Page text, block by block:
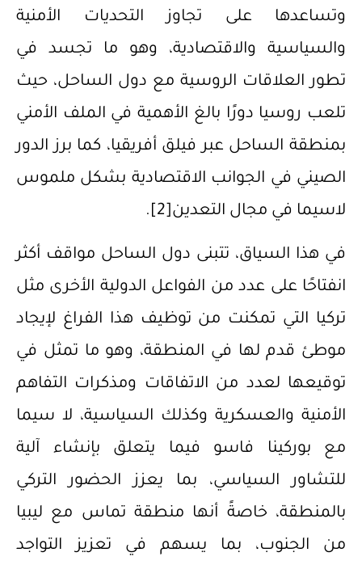
وتساعدها على تجاوز التحديات الأمنية
والسياسية والاقتصادية، وهو ما تجسد في
تطور العلاقات الروسية مع دول الساحل، حيث
تلعب روسيا دورًا بالغ الأهمية في الملف الأمني
بمنطقة الساحل عبر فيلق أفريقيا، كما برز الدور
الصيني في الجوانب الاقتصادية بشكل ملموس
لاسيما في مجال التعدين[2]
.
في هذا السياق، تتبنى دول الساحل مواقف أكثر
انفتاحًا على عدد من الفواعل الدولية الأخرى مثل
تركيا التي تمكنت من توظيف هذا الفراغ لإيجاد
موطئ قدم لها في المنطقة، وهو ما تمثل في
توقيعها لعدد من الاتفاقات ومذكرات التفاهم
الأمنية والعسكرية وكذلك السياسية، لا سيما
مع بوركينا فاسو فيما يتعلق بإنشاء آلية
للتشاور السياسي، بما يعزز الحضور التركي
بالمنطقة، خاصةً أنها منطقة تماس مع ليبيا
من الجنوب، بما يسهم في تعزيز التواجد